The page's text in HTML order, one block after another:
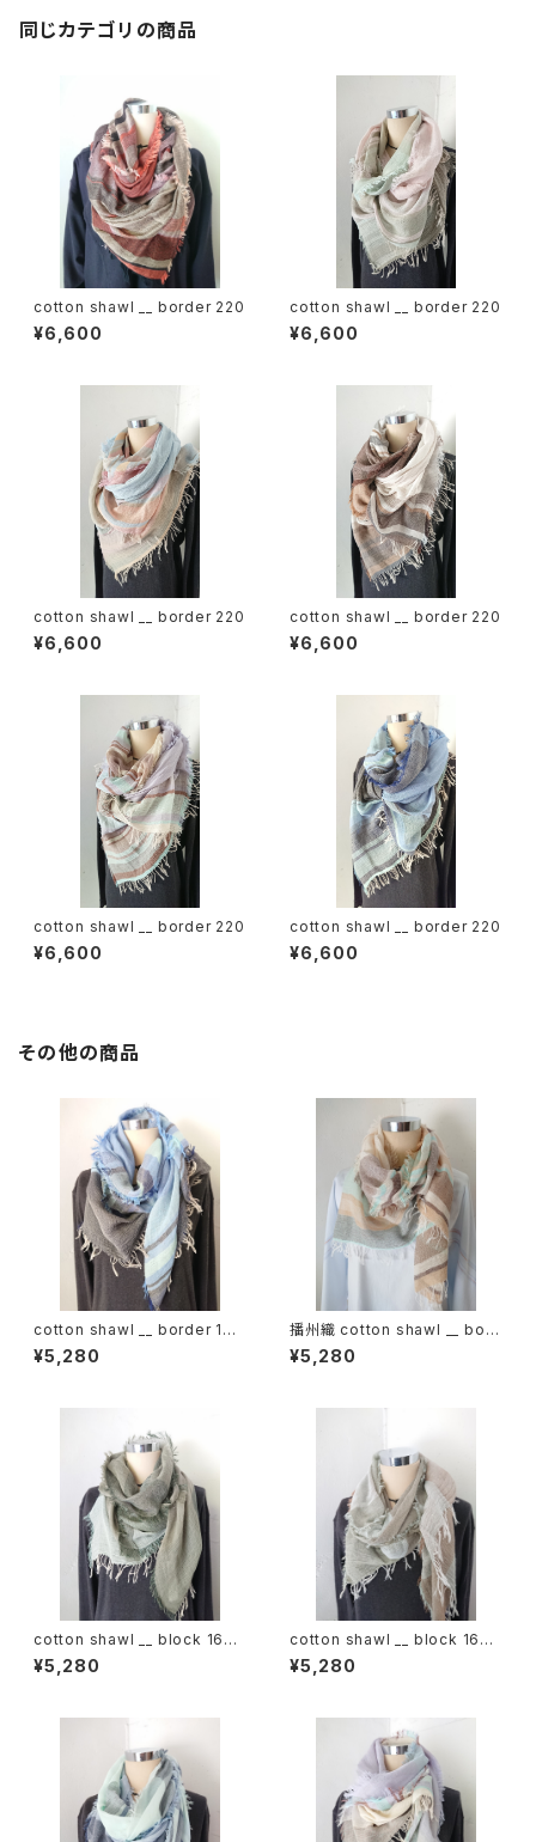
同じカテゴリの商品
cotton shawl __ border 220
¥6,600
cotton shawl __ border 220
¥6,600
cotton shawl __ border 220
¥6,600
cotton shawl __ border 220
¥6,600
cotton shawl __ border 220
¥6,600
cotton shawl __ border 220
¥6,600
その他の商品
cotton shawl __ border 160
蒼昊w
¥5,280
播州織 cotton shawl __ bord
er 160 啓蟄w
¥5,280
cotton shawl __ block 160
深閑w
¥5,280
cotton shawl __ block 160
裏葉w
¥5,280